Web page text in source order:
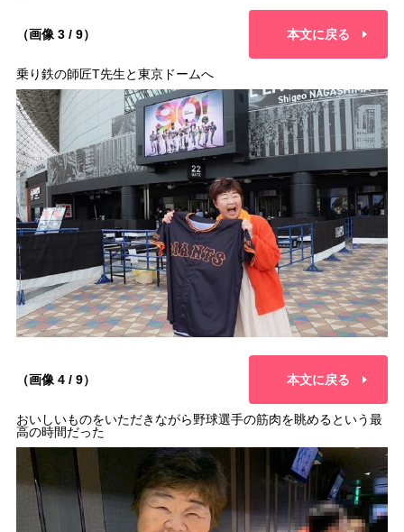
（画像 3 / 9） 本文に戻る
乗り鉄の師匠T先生と東京ドームへ
（画像 4 / 9） 本文に戻る
おいしいものをいただきながら野球選手の筋肉を眺めるという最
高の時間だった